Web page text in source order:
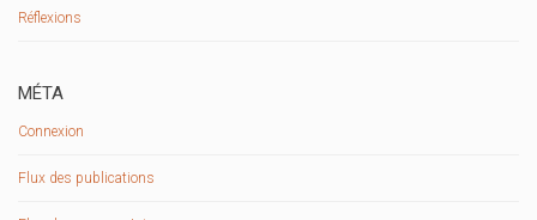
Réflexions
MÉTA
Connexion
Flux des publications